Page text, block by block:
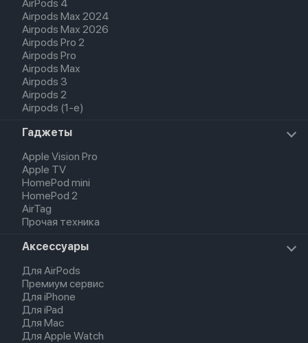
AirPods 4
Airpods Max 2024
Airpods Max 2026
Airpods Pro 2
Airpods Pro
Airpods Max
Airpods 3
Airpods 2
Airpods (1-е)
Гаджеты
Apple Vision Pro
Apple TV
HomePod mini
HomePod 2
AirTag
Прочая техника
Аксессуары
Для AirPods
Премиум сервис
Для iPhone
Для iPad
Для Mac
Для Apple Watch